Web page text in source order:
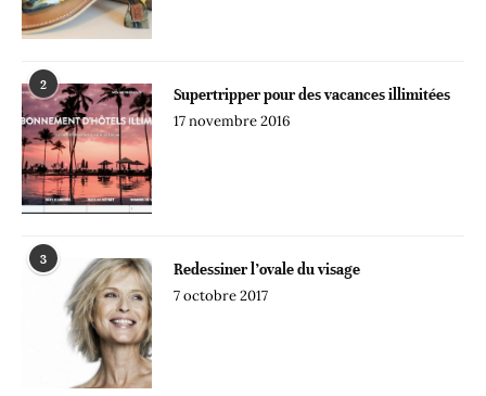
2
Supertripper pour des vacances illimitées
17 novembre 2016
3
Redessiner l’ovale du visage
7 octobre 2017